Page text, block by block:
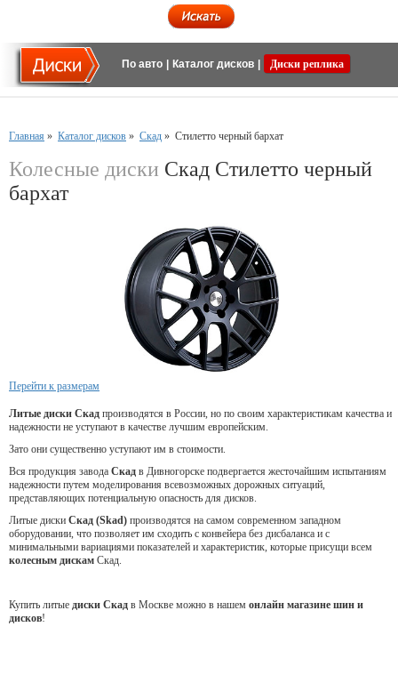
По авто Каталог дисков Диски реплика
Главная » Каталог дисков » Скад » Стилетто черный бархат
Колесные диски Скад Стилетто черный
бархат
Перейти к размерам
Литые диски Скад производятся в России, но по своим характеристикам качества и
надежности не уступают в качестве лучшим европейским.
Зато они существенно уступают им в стоимости.
Вся продукция завода Скад в Дивногорске подвергается жесточайшим испытаниям
надежности путем моделирования всевозможных дорожных ситуаций,
представляющих потенциальную опасность для дисков.
Литые диски Скад (Skad) производятся на самом современном западном
оборудовании, что позволяет им сходить с конвейера без дисбаланса и с
минимальными вариациями показателей и характеристик, которые присущи всем
колесным дискам Скад.
Купить литые диски Скад в Москве можно в нашем онлайн магазине шин и
дисков!